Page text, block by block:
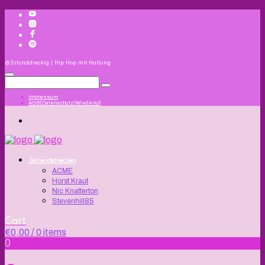
@3stunddreckig | Hip Hop mit Haltung
Impressum
AGB|Datenschutz|Wiederruf
3stunddreckig
ACME
Horst Kraut
Nic Knatterton
Stevenhill85
Cart
€0,00 / 0 items
0